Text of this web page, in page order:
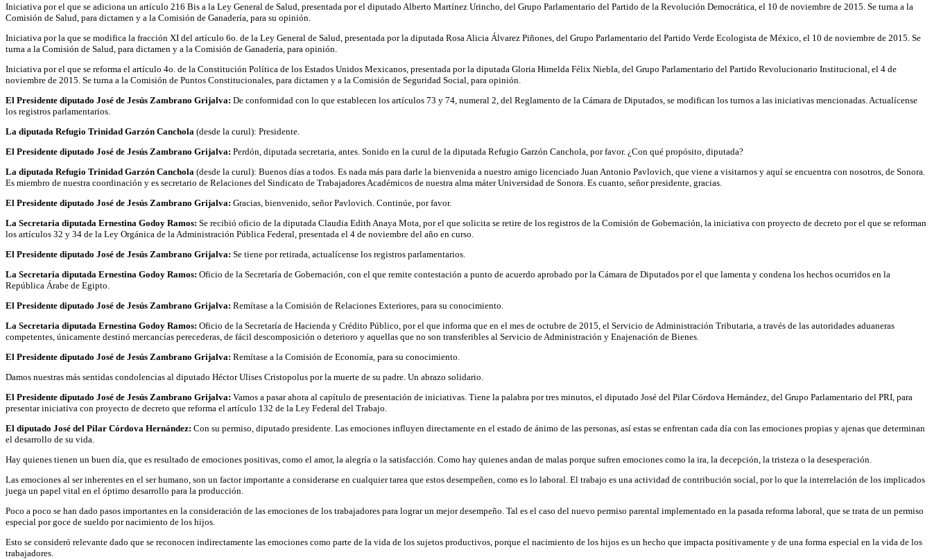
Iniciativa por el que se adiciona un artículo 216 Bis a la Ley General de Salud, presentada por el diputado Alberto Martínez Urincho, del Grupo Parlamentario del Partido de la Revolución Democrática, el 10 de noviembre de 2015. Se turna a la
Comisión de Salud, para dictamen y a la Comisión de Ganadería, para su opinión.
Iniciativa por la que se modifica la fracción XI del artículo 6o. de la Ley General de Salud, presentada por la diputada Rosa Alicia Álvarez Piñones, del Grupo Parlamentario del Partido Verde Ecologista de México, el 10 de noviembre de 2015. Se
turna a la Comisión de Salud, para dictamen y a la Comisión de Ganadería, para opinión.
Iniciativa por el que se reforma el artículo 4o. de la Constitución Política de los Estados Unidos Mexicanos, presentada por la diputada Gloria Himelda Félix Niebla, del Grupo Parlamentario del Partido Revolucionario Institucional, el 4 de
noviembre de 2015. Se turna a la Comisión de Puntos Constitucionales, para dictamen y a la Comisión de Seguridad Social, para opinión.
El Presidente diputado José de Jesús Zambrano Grijalva: De conformidad con lo que establecen los artículos 73 y 74, numeral 2, del Reglamento de la Cámara de Diputados, se modifican los turnos a las iniciativas mencionadas. Actualícense
los registros parlamentarios.
La diputada Refugio Trinidad Garzón Canchola (desde la curul): Presidente.
El Presidente diputado José de Jesús Zambrano Grijalva: Perdón, diputada secretaria, antes. Sonido en la curul de la diputada Refugio Garzón Canchola, por favor. ¿Con qué propósito, diputada?
La diputada Refugio Trinidad Garzón Canchola (desde la curul): Buenos días a todos. Es nada más para darle la bienvenida a nuestro amigo licenciado Juan Antonio Pavlovich, que viene a visitarnos y aquí se encuentra con nosotros, de Sonora.
Es miembro de nuestra coordinación y es secretario de Relaciones del Sindicato de Trabajadores Académicos de nuestra alma máter Universidad de Sonora. Es cuanto, señor presidente, gracias.
El Presidente diputado José de Jesús Zambrano Grijalva: Gracias, bienvenido, señor Pavlovich. Continúe, por favor.
La Secretaria diputada Ernestina Godoy Ramos: Se recibió oficio de la diputada Claudia Edith Anaya Mota, por el que solicita se retire de los registros de la Comisión de Gobernación, la iniciativa con proyecto de decreto por el que se reforman
los artículos 32 y 34 de la Ley Orgánica de la Administración Pública Federal, presentada el 4 de noviembre del año en curso.
El Presidente diputado José de Jesús Zambrano Grijalva: Se tiene por retirada, actualícense los registros parlamentarios.
La Secretaria diputada Ernestina Godoy Ramos: Oficio de la Secretaría de Gobernación, con el que remite contestación a punto de acuerdo aprobado por la Cámara de Diputados por el que lamenta y condena los hechos ocurridos en la
República Árabe de Egipto.
El Presidente diputado José de Jesús Zambrano Grijalva: Remítase a la Comisión de Relaciones Exteriores, para su conocimiento.
La Secretaria diputada Ernestina Godoy Ramos: Oficio de la Secretaría de Hacienda y Crédito Público, por el que informa que en el mes de octubre de 2015, el Servicio de Administración Tributaria, a través de las autoridades aduaneras
competentes, únicamente destinó mercancías perecederas, de fácil descomposición o deterioro y aquellas que no son transferibles al Servicio de Administración y Enajenación de Bienes.
El Presidente diputado José de Jesús Zambrano Grijalva: Remítase a la Comisión de Economía, para su conocimiento.
Damos nuestras más sentidas condolencias al diputado Héctor Ulises Cristopolus por la muerte de su padre. Un abrazo solidario.
El Presidente diputado José de Jesús Zambrano Grijalva: Vamos a pasar ahora al capítulo de presentación de iniciativas. Tiene la palabra por tres minutos, el diputado José del Pilar Córdova Hernández, del Grupo Parlamentario del PRI, para
presentar iniciativa con proyecto de decreto que reforma el artículo 132 de la Ley Federal del Trabajo.
El diputado José del Pilar Córdova Hernández: Con su permiso, diputado presidente. Las emociones influyen directamente en el estado de ánimo de las personas, así estas se enfrentan cada día con las emociones propias y ajenas que determinan
el desarrollo de su vida.
Hay quienes tienen un buen día, que es resultado de emociones positivas, como el amor, la alegría o la satisfacción. Como hay quienes andan de malas porque sufren emociones como la ira, la decepción, la tristeza o la desesperación.
Las emociones al ser inherentes en el ser humano, son un factor importante a considerarse en cualquier tarea que estos desempeñen, como es lo laboral. El trabajo es una actividad de contribución social, por lo que la interrelación de los implicados
juega un papel vital en el óptimo desarrollo para la producción.
Poco a poco se han dado pasos importantes en la consideración de las emociones de los trabajadores para lograr un mejor desempeño. Tal es el caso del nuevo permiso parental implementado en la pasada reforma laboral, que se trata de un permiso
especial por goce de sueldo por nacimiento de los hijos.
Esto se consideró relevante dado que se reconocen indirectamente las emociones como parte de la vida de los sujetos productivos, porque el nacimiento de los hijos es un hecho que impacta positivamente y de una forma especial en la vida de los
trabajadores.